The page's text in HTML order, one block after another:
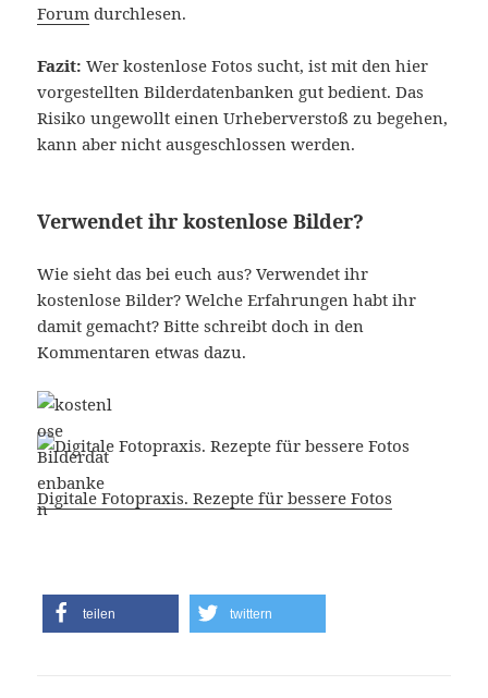
Forum durchlesen.
Fazit: Wer kostenlose Fotos sucht, ist mit den hier
vorgestellten Bilderdatenbanken gut bedient. Das
Risiko ungewollt einen Urheberverstoß zu begehen,
kann aber nicht ausgeschlossen werden.
Verwendet ihr kostenlose Bilder?
Wie sieht das bei euch aus? Verwendet ihr
kostenlose Bilder? Welche Erfahrungen habt ihr
damit gemacht? Bitte schreibt doch in den
Kommentaren etwas dazu.
Digitale Fotopraxis. Rezepte für bessere Fotos
teilen twittern